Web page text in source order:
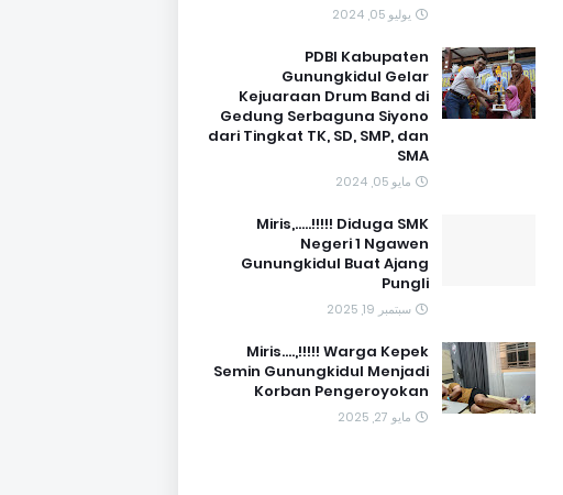
يوليو 05, 2024
PDBI Kabupaten
Gunungkidul Gelar
Kejuaraan Drum Band di
Gedung Serbaguna Siyono
dari Tingkat TK, SD, SMP, dan
SMA
مايو 05, 2024
Miris,.....!!!!! Diduga SMK
Negeri 1 Ngawen
Gunungkidul Buat Ajang
Pungli
سبتمبر 19, 2025
Miris....,!!!!! Warga Kepek
Semin Gunungkidul Menjadi
Korban Pengeroyokan
مايو 27, 2025